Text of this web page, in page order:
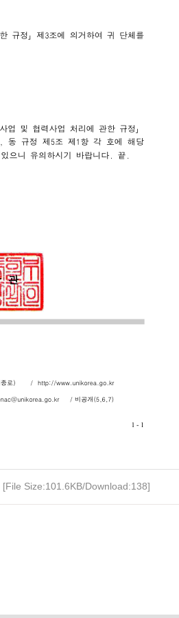
[File Size:101.6KB/Download:138]